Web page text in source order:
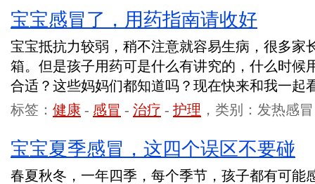
宝宝感冒了，用药指南请收好
宝宝抵抗力较弱，稍不注意就容易生病，很多家
箱。但是孩子用药可是什么有讲究的，什么时候
合适？这些妈妈们都知道吗？现在快来和我一起
标签： 健康 - 感冒 - 治疗 - 护理 ，类别：发热感冒
宝宝夏季感冒，这四个误区不要碰
春夏秋冬，一年四季，每个季节，孩子都有可能